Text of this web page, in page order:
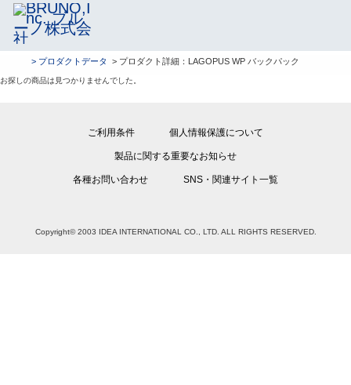
> プロダクトデータ > プロダクト詳細：LAGOPUS WP バックパック
お探しの商品は見つかりませんでした。
ご利用条件 個人情報保護について
製品に関する重要なお知らせ
各種お問い合わせ SNS・関連サイト一覧
Copyright© 2003 IDEA INTERNATIONAL CO., LTD. ALL RIGHTS RESERVED.